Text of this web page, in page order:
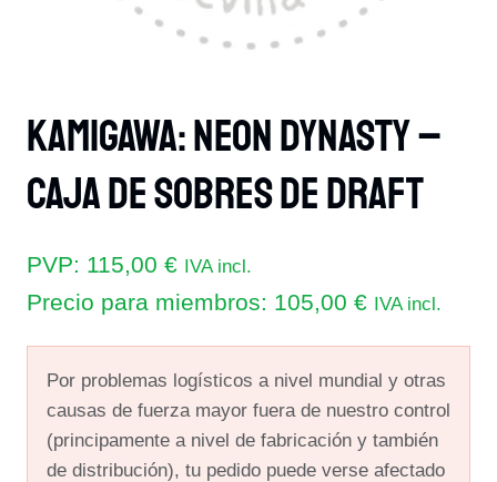
Kamigawa: Neon Dynasty –
Caja De Sobres De Draft
PVP: 115,00 € IVA incl.
Precio para miembros: 105,00 € IVA incl.
Por problemas logísticos a nivel mundial y otras
causas de fuerza mayor fuera de nuestro control
(principamente a nivel de fabricación y también
de distribución), tu pedido puede verse afectado